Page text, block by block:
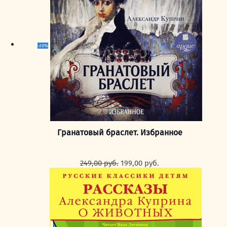
-20%
Гранатовый браслет. Избранное
249,00руб. Первоначальная
составляла
249,00 руб..
199,00 руб.
199,00 руб..